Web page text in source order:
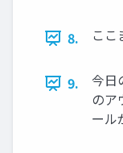
8. こ
9.
今日
のア
ール